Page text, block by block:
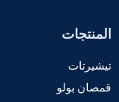
المنتجات
تيشيرتات
قمصان بولو